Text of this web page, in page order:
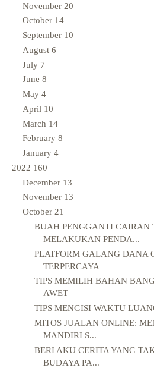
November 20
October 14
September 10
August 6
July 7
June 8
May 4
April 10
March 14
February 8
January 4
2022 160
December 13
November 13
October 21
BUAH PENGGANTI CAIRAN
MELAKUKAN PENDA...
PLATFORM GALANG DANA
TERPERCAYA
TIPS MEMILIH BAHAN
AWET
TIPS MENGISI WAKTU
MITOS JUALAN ONLINE:
MANDIRI S...
BERI AKU CERITA YANG
BUDAYA PA...